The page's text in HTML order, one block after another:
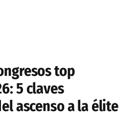
top
5 claves
ascenso a la élite